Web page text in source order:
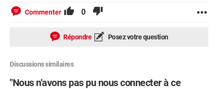
Commenter 0
Répondre Posez votre question
Discussions similaires
"Nous n'avons pas pu nous connecter à ce